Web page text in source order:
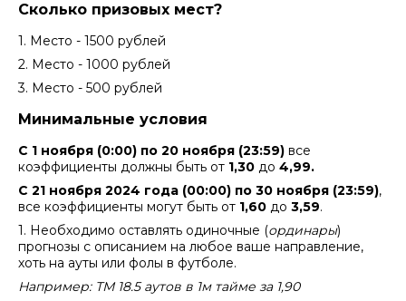
Сколько призовых мест?
1. Место - 1500 рублей
2. Место - 1000 рублей
3. Место - 500 рублей
Минимальные условия
С 1 ноября (0:00) по 20 ноября (23:59) все
коэффициенты должны быть от 1,30 до 4,99.
С 21 ноября 2024 года (00:00) по 30 ноября (23:59),
все коэффициенты могут быть от 1,60 до 3,59.
1. Необходимо оставлять одиночные (ординары)
прогнозы с описанием на любое ваше направление,
хоть на ауты или фолы в футболе.
Например: ТМ 18.5 аутов в 1м тайме за 1,90